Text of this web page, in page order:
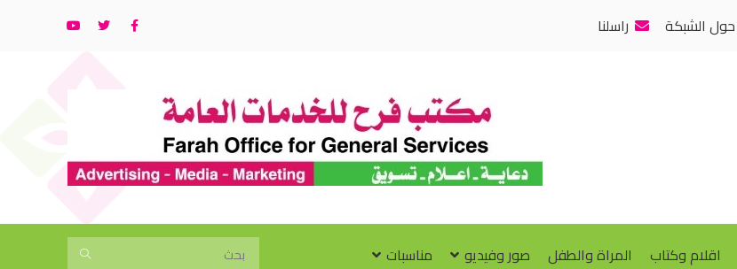
حول الشبكة راسلنا
اقلام وكتاب المراة والطفل صور وفيديو مناسبات